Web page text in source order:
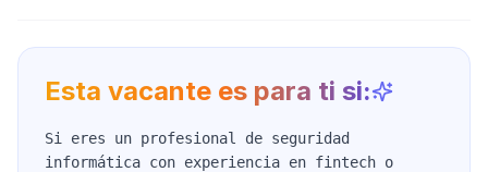
Esta vacante es para ti si:
Si eres un profesional de seguridad
informática con experiencia en fintech o